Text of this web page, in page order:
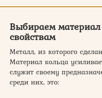
Выбираем
свойствам
Металл, из которого
Материал кольца
служит своему
среди них, это: